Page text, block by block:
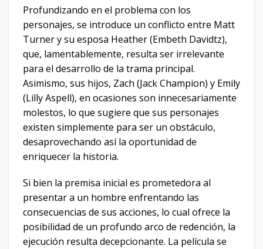
Profundizando en el problema con los
personajes, se introduce un conflicto entre Matt
Turner y su esposa Heather (Embeth Davidtz),
que, lamentablemente, resulta ser irrelevante
para el desarrollo de la trama principal.
Asimismo, sus hijos, Zach (Jack Champion) y Emily
(Lilly Aspell), en ocasiones son innecesariamente
molestos, lo que sugiere que sus personajes
existen simplemente para ser un obstáculo,
desaprovechando así la oportunidad de
enriquecer la historia.
Si bien la premisa inicial es prometedora al
presentar a un hombre enfrentando las
consecuencias de sus acciones, lo cual ofrece la
posibilidad de un profundo arco de redención, la
ejecución resulta decepcionante. La película se